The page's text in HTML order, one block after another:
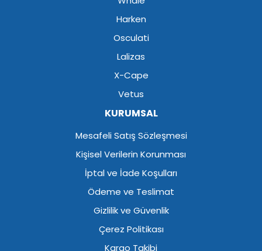
Harken
Osculati
Lalizas
X-Cape
Vetus
KURUMSAL
Mesafeli Satış Sözleşmesi
Kişisel Verilerin Korunması
İptal ve İade Koşulları
Ödeme ve Teslimat
Gizlilik ve Güvenlik
Çerez Politikası
Kargo Takibi